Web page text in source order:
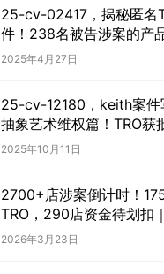
25-cv-02417，揭秘匿名
件！238名被告涉案的产
2025年4月27日
25-cv-12180，keith案件
抽象艺术维权篇！TRO获
2025年10月11日
2700+店涉案倒计时！
TRO，290店资金待划扣
美国TRO最新动态
2026年3月23日